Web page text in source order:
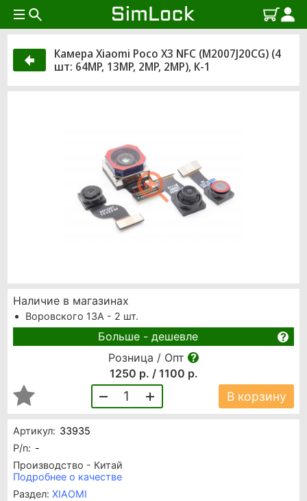
Камера Xiaomi Poco X3 NFC (M2007J20CG) (4
шт: 64MP, 13MP, 2MP, 2MP), К-1
Артикул: 33935
P/n: -
Производство - Китай
Подробнее о качестве
Раздел: XIAOMI
Наличие в магазинах
Воровского 13А - 2 шт.
Больше - дешевле
Розница / Опт
1250 р. / 1100 р.
1 В корзину